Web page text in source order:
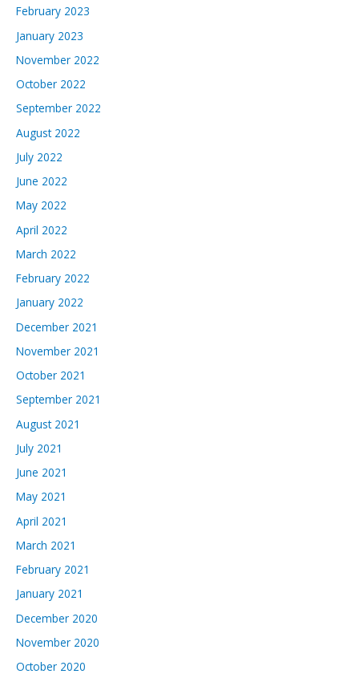
February 2023
January 2023
November 2022
October 2022
September 2022
August 2022
July 2022
June 2022
May 2022
April 2022
March 2022
February 2022
January 2022
December 2021
November 2021
October 2021
September 2021
August 2021
July 2021
June 2021
May 2021
April 2021
March 2021
February 2021
January 2021
December 2020
November 2020
October 2020